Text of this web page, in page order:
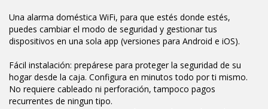
Una alarma doméstica WiFi, para que estés donde estés,
puedes cambiar el modo de seguridad y gestionar tus
dispositivos en una sola app (versiones para Android e iOS).
Fácil instalación: prepárese para proteger la seguridad de su
hogar desde la caja. Configura en minutos todo por ti mismo.
No requiere cableado ni perforación, tampoco pagos
recurrentes de ningun tipo.